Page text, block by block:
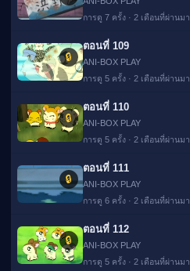
การดู 7 ครั้ง · 2 เดือนที่ผ่านมา
🔒
ตอนที่ 109
ANI-BOX PLAY
การดู 5 ครั้ง · 2 เดือนที่ผ่านมา
🔒
ตอนที่ 110
ANI-BOX PLAY
การดู 5 ครั้ง · 2 เดือนที่ผ่านมา
🔒
ตอนที่ 111
ANI-BOX PLAY
การดู 6 ครั้ง · 2 เดือนที่ผ่านมา
🔒
ตอนที่ 112
ANI-BOX PLAY
การดู 5 ครั้ง · 2 เดือนที่ผ่านมา